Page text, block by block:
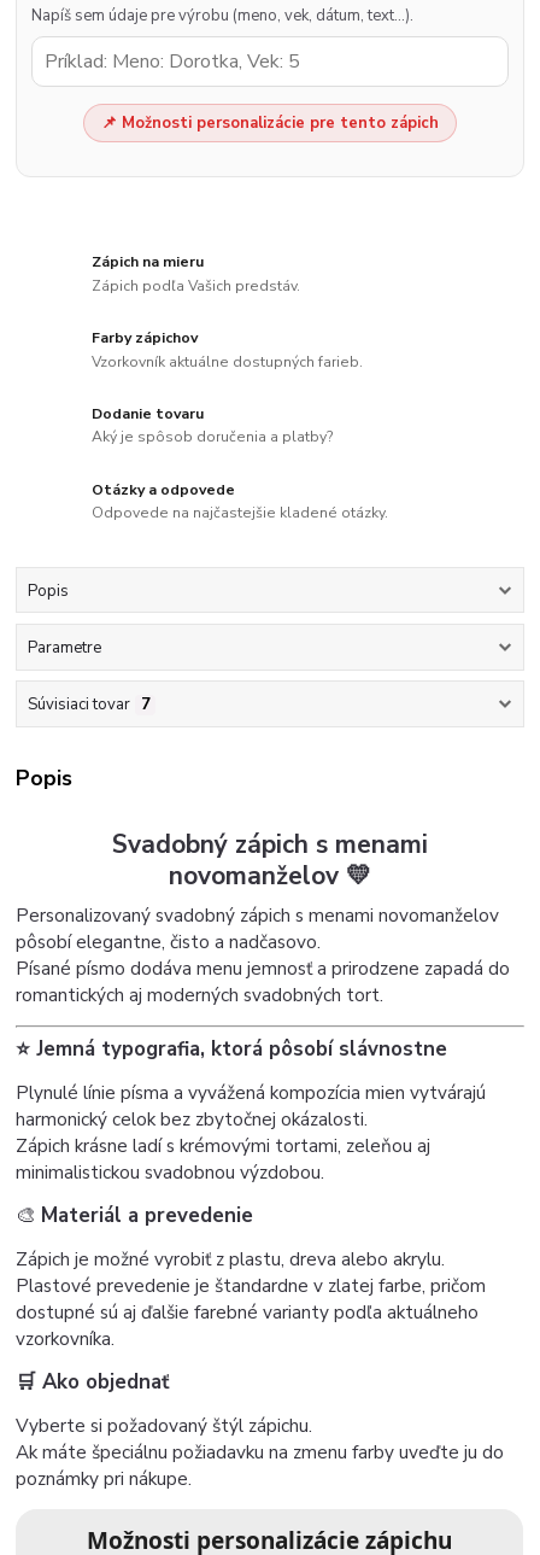
Napíš sem údaje pre výrobu (meno, vek, dátum, text…).
📌 Možnosti personalizácie pre tento zápich
Zápich na mieru
Zápich podľa Vašich predstáv.
Farby zápichov
Vzorkovník aktuálne dostupných farieb.
Dodanie tovaru
Aký je spôsob doručenia a platby?
Otázky a odpovede
Odpovede na najčastejšie kladené otázky.
Popis
Parametre
Súvisiaci tovar 7
Popis
Svadobný zápich s menami
novomanželov 💛
Personalizovaný svadobný zápich s menami novomanželov
pôsobí elegantne, čisto a nadčasovo.
Písané písmo dodáva menu jemnosť a prirodzene zapadá do
romantických aj moderných svadobných tort.
⭐️ Jemná typografia, ktorá pôsobí slávnostne
Plynulé línie písma a vyvážená kompozícia mien vytvárajú
harmonický celok bez zbytočnej okázalosti.
Zápich krásne ladí s krémovými tortami, zeleňou aj
minimalistickou svadobnou výzdobou.
🎨 Materiál a prevedenie
Zápich je možné vyrobiť z plastu, dreva alebo akrylu.
Plastové prevedenie je štandardne v zlatej farbe, pričom
dostupné sú aj ďalšie farebné varianty podľa aktuálneho
vzorkovníka.
🛒 Ako objednať
Vyberte si požadovaný štýl zápichu.
Ak máte špeciálnu požiadavku na zmenu farby uveďte ju do
poznámky pri nákupe.
Možnosti personalizácie zápichu